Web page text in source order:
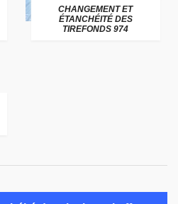
CHANGEMENT ET
ÉTANCHÉITÉ DES
TIREFONDS 974